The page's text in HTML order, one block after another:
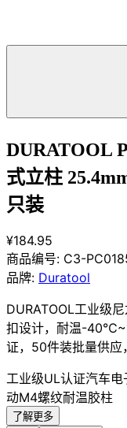
DURATOOL
式立柱
只装
¥184.95
商品编号: C3-
品牌: Duratool
DURATOOL工业级
扣设计，耐温-
证，50件装批量供应
工业级UL认证汽车电
动M4螺纹耐温胶柱
了解更多